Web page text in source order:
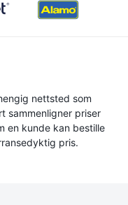
nettsted som
sammenligner priser
en kunde kan bestille
pris.